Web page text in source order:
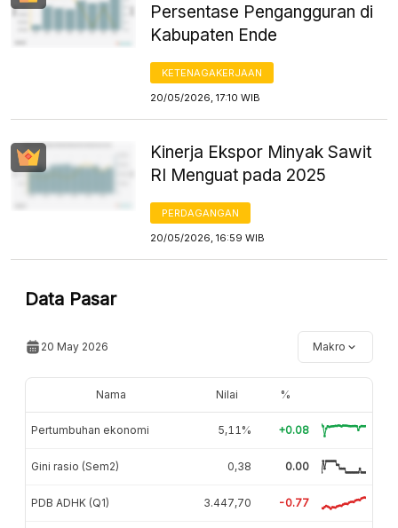
Persentase Pengangguran di
Kabupaten Ende
KETENAGAKERJAAN
20/05/2026, 17:10 WIB
Kinerja Ekspor Minyak Sawit
RI Menguat pada 2025
PERDAGANGAN
20/05/2026, 16:59 WIB
Data Pasar
20 May 2026 Makro
Nama Nilai %
Pertumbuhan ekonomi 5,11% +0.08
Gini rasio (Sem2) 0,38 0.00
PDB ADHK (Q1) 3.447,70 -0.77